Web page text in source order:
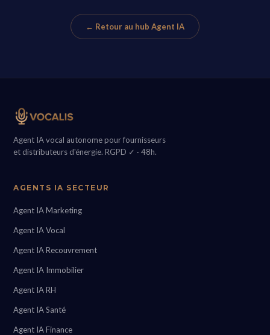
← Retour au hub Agent IA
Agent IA vocal autonome pour fournisseurs
et distributeurs d'énergie. RGPD ✓ · 48h.
AGENTS IA SECTEUR
Agent IA Marketing
Agent IA Vocal
Agent IA Recouvrement
Agent IA Immobilier
Agent IA RH
Agent IA Santé
Agent IA Finance